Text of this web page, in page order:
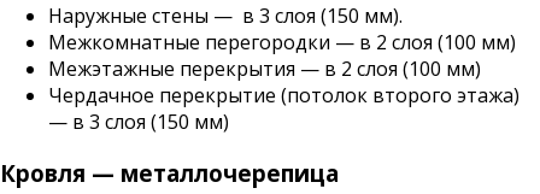
Наружные стены — в 3 слоя (150 мм).
Межкомнатные перегородки — в 2 слоя (100 мм)
Межэтажные перекрытия — в 2 слоя (100 мм)
Чердачное перекрытие (потолок второго этажа)
— в 3 слоя (150 мм)
Кровля — металлочерепица